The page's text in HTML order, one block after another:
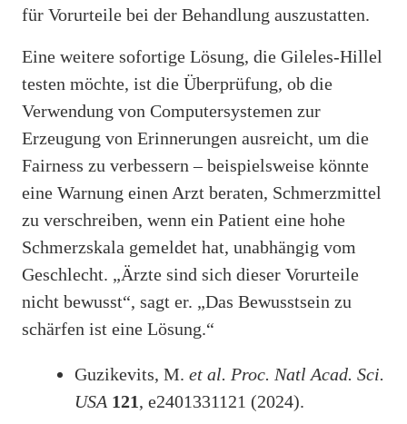
für Vorurteile bei der Behandlung auszustatten.
Eine weitere sofortige Lösung, die Gileles-Hillel
testen möchte, ist die Überprüfung, ob die
Verwendung von Computersystemen zur
Erzeugung von Erinnerungen ausreicht, um die
Fairness zu verbessern – beispielsweise könnte
eine Warnung einen Arzt beraten, Schmerzmittel
zu verschreiben, wenn ein Patient eine hohe
Schmerzskala gemeldet hat, unabhängig vom
Geschlecht. „Ärzte sind sich dieser Vorurteile
nicht bewusst“, sagt er. „Das Bewusstsein zu
schärfen ist eine Lösung.“
Guzikevits, M. et al. Proc. Natl Acad. Sci.
USA 121, e2401331121 (2024).